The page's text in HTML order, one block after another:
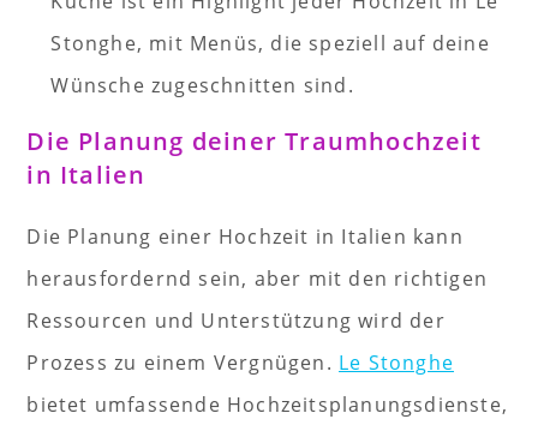
Stonghe, mit Menüs, die speziell auf deine
Wünsche zugeschnitten sind.
Die Planung deiner Traumhochzeit
in Italien
Die Planung einer Hochzeit in Italien kann
herausfordernd sein, aber mit den richtigen
Ressourcen und Unterstützung wird der
Prozess zu einem Vergnügen. Le Stonghe
bietet umfassende Hochzeitsplanungsdienste,